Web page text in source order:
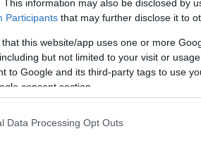
This information may also be disclosed by
Participants that may further disclose it to
that this website/app uses one or more
but not limited to your visit or
to Google and its third-party tags to use
consent section.
Data Processing Opt Outs
σημαντικά στην ίδια ιδέα με το
αναμένουν ότι το φάρμακο αυτό θα
αρκετών δισεκατομμυρίων
εγκριθεί για τη θεραπεία ενός
ασθενών με καρκίνο του μαστού